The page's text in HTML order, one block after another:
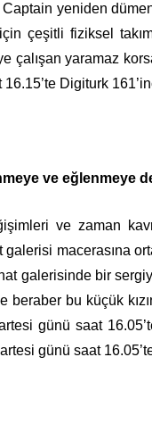
yeniden
çeşitli fiziksel
çalışan yaramaz
Digiturk
ve eğlenmeye
ve zaman
macerasına
galerisinde bir
beraber bu küçük
günü saat
günü saat